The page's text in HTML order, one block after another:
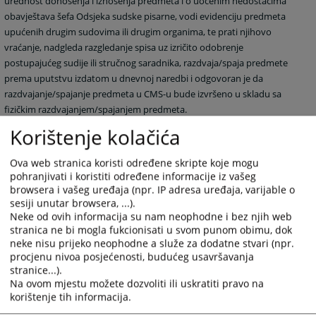
obavještava šefa Odsjeka sudske pisarne, vodi evidenciju predmeta
upućenih drugim sudovima ili drugim organima, te prati njihovo
vraćanje, nadgleda razgledanje spisa uz izričito odobrenje
postupajućeg sudije ili stručnog saradnika, razdvaja/spaja predmete
prema uputstvu izdatom u dnevnoj naredbi i odgovoran je da
razdvajanje/spajanje predmeta u CMS-u bude izvršeno u skladu sa
fizičkim razdvajanjem/spajanjem predmeta.
Obavlja i druge poslove po naredni šefa pisarne, sekretara suda i
predsjednika suda.
UVJETI:
Pored općih uvjeta utvrđenih u čl. 24. Zakona o namještenicima u
organima državne službe u Federaciji Bosne i Hercegovine (državljanin
BiH, stariji od 18 godina, zdravstvena sposobnost za obavljanje
poslova radnog mjesta, da u posljednje dvije godine nije otpušten iz
državne službe kao rezultat disciplinske kazne na bilo kojem nivou
vlasti u Federaciji Bosne i Hercegovine, da nije obuhvaćen odredbom
čl. IX 1. Ustava Bosne i Hercegovine) kandidati trebaju ispunjavati i
slijedeće posebne uvjete utvrđene Pravilnikom o unutarnjoj
Korištenje kolačića
Ova web stranica koristi određene skripte koje mogu
pohranjivati i koristiti određene informacije iz vašeg
browsera i vašeg uređaja (npr. IP adresa uređaja, varijable o
sesiji unutar browsera, ...).
Neke od ovih informacija su nam neophodne i bez njih web
stranica ne bi mogla fukcionisati u svom punom obimu, dok
neke nisu prijeko neophodne a služe za dodatne stvari (npr.
procjenu nivoa posjećenosti, budućeg usavršavanja
stranice...).
Na ovom mjestu možete dozvoliti ili uskratiti pravo na
korištenje tih informacija.